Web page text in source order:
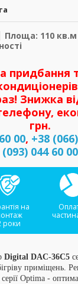
Площа: 110 кв.м
придбання
Знижка
грн.
00, +38
(093) 044 60 00
на
роки
Digital DAC-36C5
приміщень.
Optima -